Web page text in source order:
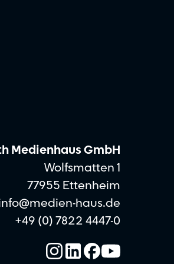
Medienhaus GmbH
Wolfsmatten 1
77955 Ettenheim
haus.de
+49 (0) 7822 4447-0